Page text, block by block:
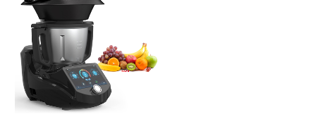
приготовления пищи
для дома